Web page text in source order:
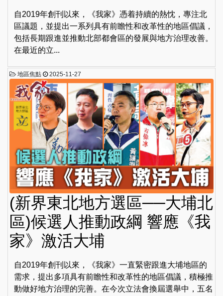
自2019年創刊以來，《我家》憑着持續的熱忱，專注北
區議題，並提出一系列具有前瞻性和改革性的地區倡議，
包括長期跟進並推動北部都會區的發展與地方治理改善。
在最近的立...
地區焦點 2025-11-27
(新界東北地方選區──大埔北
區)候選人推動政綱 響應《我
家》激活大埔
自2019年創刊以來，《我家》一直緊密跟進大埔地區的
需求，提出多項具有前瞻性和改革性的地區倡議，積極推
動做好地方治理的完善。在今次立法會換屆選舉中，五名